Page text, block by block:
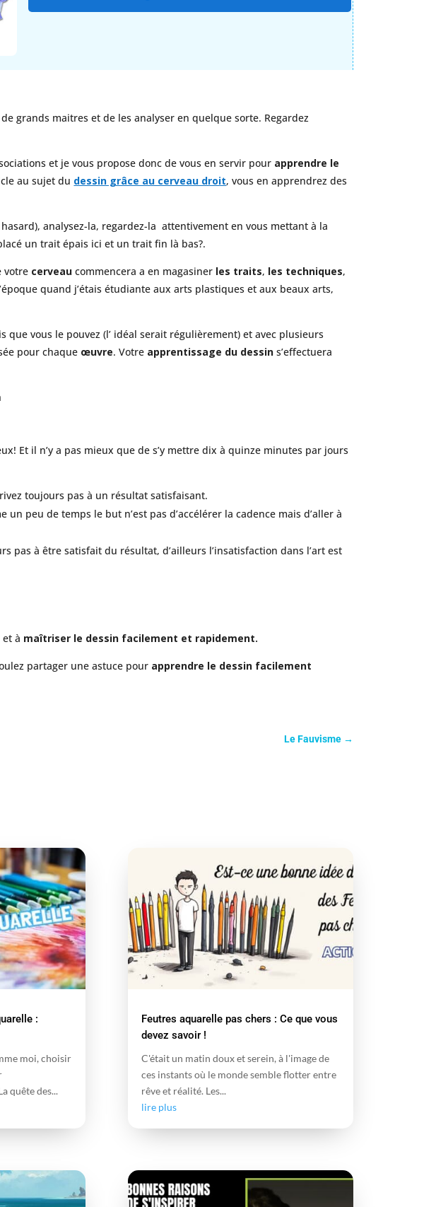
de grands maitres et de les analyser en quelque sorte. Regardez
et je vous propose donc de vous en servir pour apprendre le
au sujet du dessin grâce au cerveau droit, vous en apprendrez des
analysez-la, regardez-la attentivement en vous mettant à la
un trait épais ici et un trait fin là bas?.
votre cerveau commencera a en magasiner les traits, les techniques,
quand j’étais étudiante aux arts plastiques et aux beaux arts,
vous le pouvez (l’ idéal serait régulièrement) et avec plusieurs
pour chaque œuvre. Votre apprentissage du dessin s’effectuera
Et il n’y a pas mieux que de s’y mettre dix à quinze minutes par jours
toujours pas à un résultat satisfaisant.
peu de temps le but n’est pas d’accélérer la cadence mais d’aller à
pas à être satisfait du résultat, d’ailleurs l’insatisfaction dans l’art est
à maîtriser le dessin facilement et rapidement.
partager une astuce pour apprendre le dessin facilement
Le Fauvisme→
:
moi, choisir
quête des...
Feutres aquarelle pas chers : Ce que vous
devez savoir !
C'était un matin doux et serein, à l'image de
ces instants où le monde semble flotter entre
rêve et réalité. Les...
lire plus